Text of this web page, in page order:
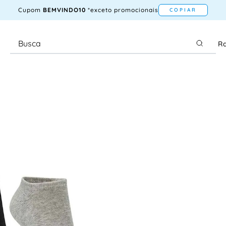
Cupom BEMVINDO10 *exceto promocionais COPIAR